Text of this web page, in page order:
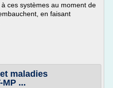
ces systèmes au moment de
en faisant
maladies
...